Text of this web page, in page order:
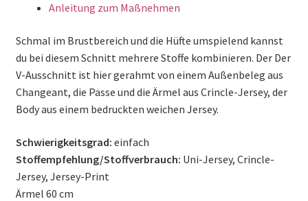
Anleitung zum Maßnehmen
Schmal im Brustbereich und die Hüfte umspielend kannst
du bei diesem Schnitt mehrere Stoffe kombinieren. Der Der
V-Ausschnitt ist hier gerahmt von einem Außenbeleg aus
Changeant, die Passe und die Ärmel aus Crincle-Jersey, der
Body aus einem bedruckten weichen Jersey.
Schwierigkeitsgrad: einfach
Stoffempfehlung/Stoffverbrauch: Uni-Jersey, Crincle-
Jersey, Jersey-Print
Ärmel 60 cm